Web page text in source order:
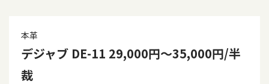
本革
デジャブ DE-11 29,000円～35,000円/半
裁